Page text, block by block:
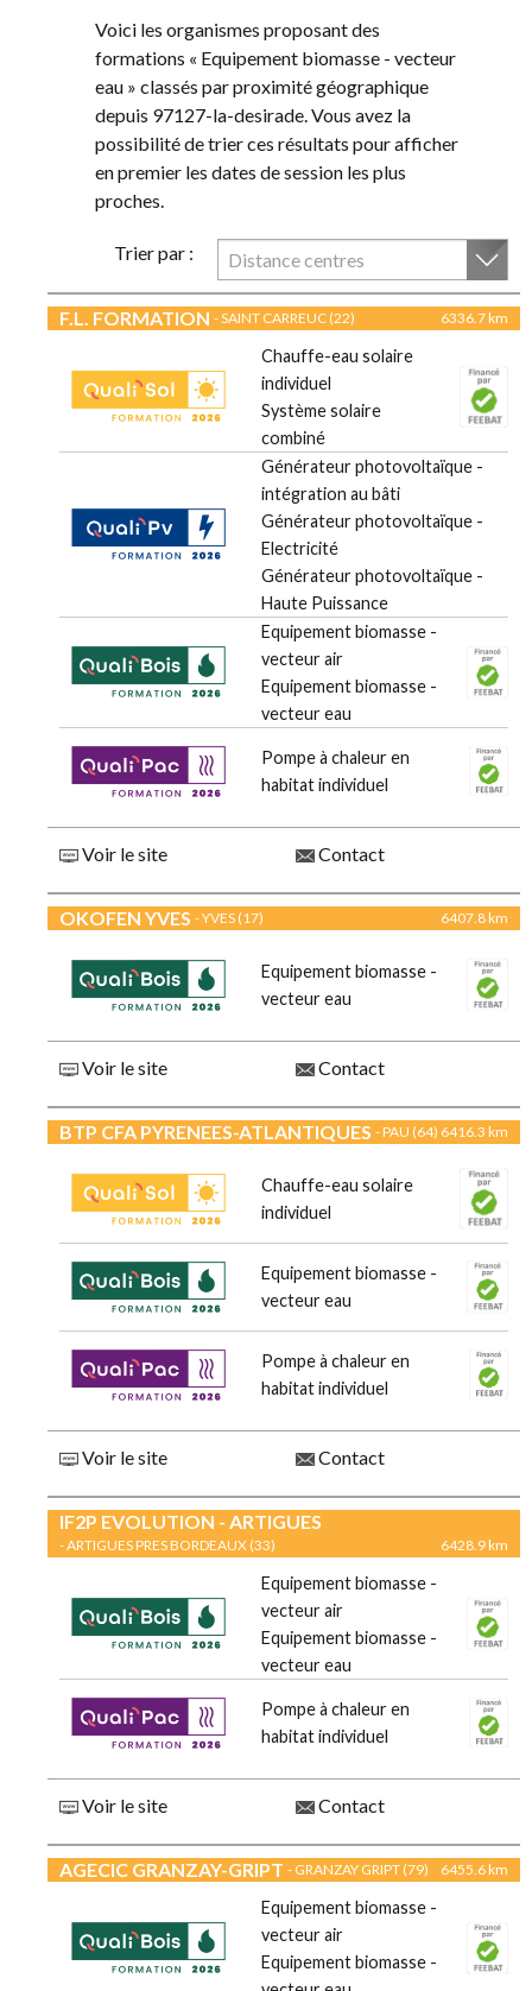
Voici les organismes proposant des
formations « Equipement biomasse - vecteur
eau » classés par proximité géographique
depuis 97127-la-desirade. Vous avez la
possibilité de trier ces résultats pour afficher
en premier les dates de session les plus
proches.
Trier par : Distance centres
F.L. FORMATION - SAINT CARREUC (22) 6336.7 km
Chauffe-eau solaire
individuel
Système solaire
combiné
Générateur photovoltaïque -
intégration au bâti
Générateur photovoltaïque -
Electricité
Générateur photovoltaïque -
Haute Puissance
Equipement biomasse -
vecteur air
Equipement biomasse -
vecteur eau
Pompe à chaleur en
habitat individuel
Voir le site Contact
OKOFEN YVES - YVES (17) 6407.8 km
Equipement biomasse -
vecteur eau
Voir le site Contact
BTP CFA PYRENEES-ATLANTIQUES - PAU (64) 6416.3 km
Chauffe-eau solaire
individuel
Equipement biomasse -
vecteur eau
Pompe à chaleur en
habitat individuel
Voir le site Contact
IF2P EVOLUTION - ARTIGUES
- ARTIGUES PRES BORDEAUX (33) 6428.9 km
Equipement biomasse -
vecteur air
Equipement biomasse -
vecteur eau
Pompe à chaleur en
habitat individuel
Voir le site Contact
AGECIC GRANZAY-GRIPT - GRANZAY GRIPT (79) 6455.6 km
Equipement biomasse -
vecteur air
Equipement biomasse -